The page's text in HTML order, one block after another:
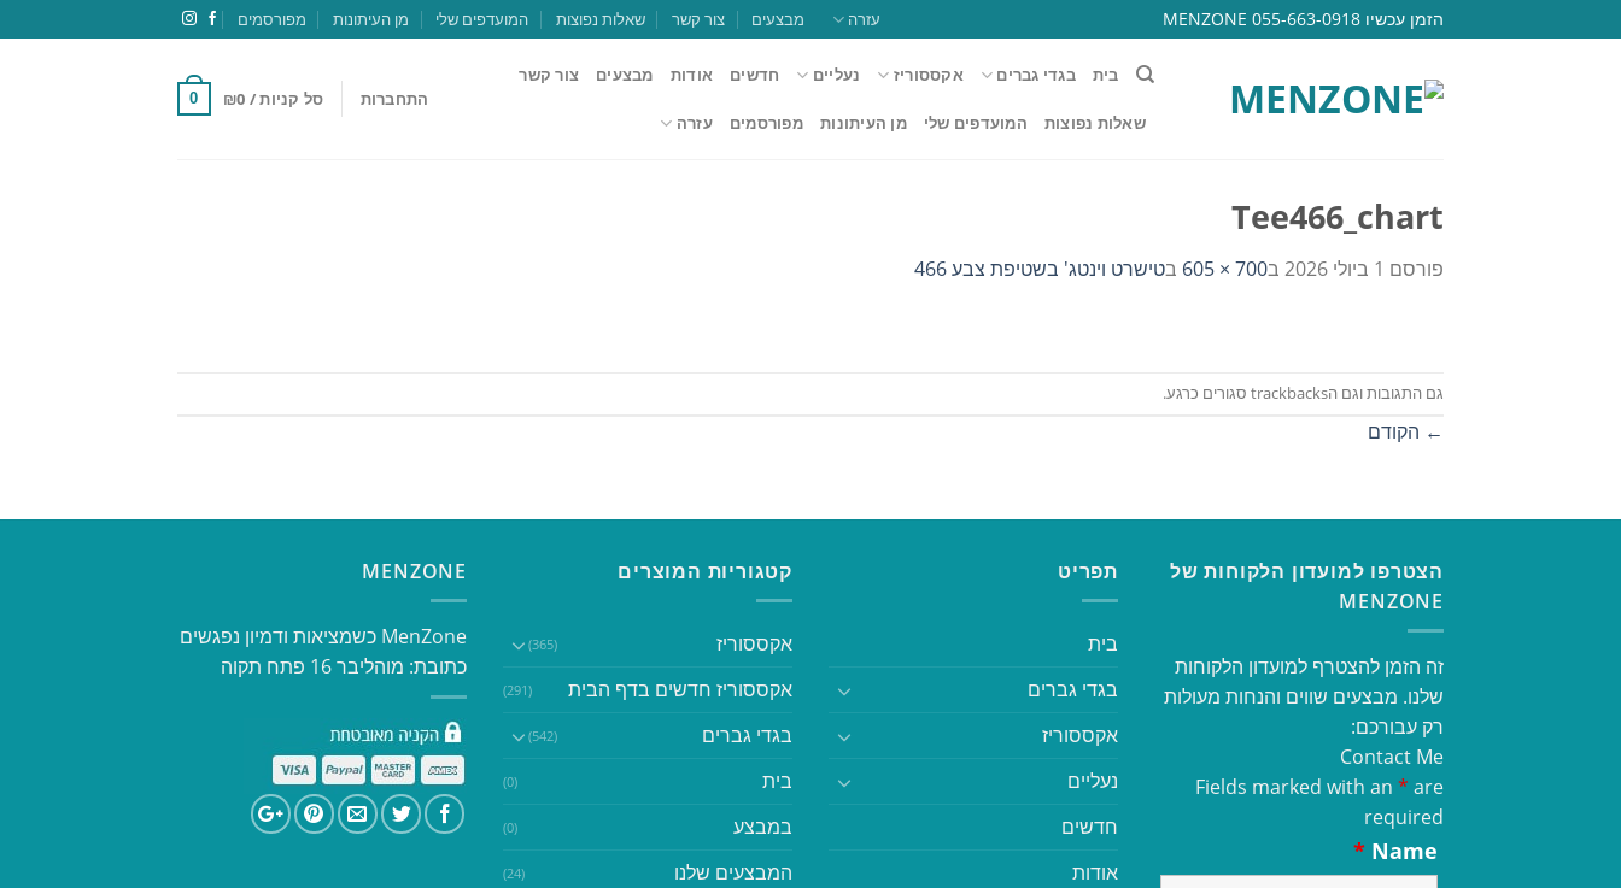
to
הזמן עכשיו 055-663-0918 MENZONE עזרה מבצעים צור קשר שאלות נפוצות המועדפים שלי מן העיתונות מפורסמים
בית בגדי גברים אקססוריז נעליים חדשים אודות מבצעים צור קשר
שאלות נפוצות המועדפים שלי מן העיתונות מפורסמים עזרה
התחברות סל קניות / ₪0
0
Tee466_chart
פורסם 1 ביולי 2026 ב700 × 605 בטישרט וינטג' בשטיפת צבע 466
גם התגובות וגם הtrackbacks סגורים כרגע.
← הקודם
הצטרפו למועדון הלקוחות של
MENZONE
זה הזמן להצטרף למועדון הלקוחות
שלנו. מבצעים שווים והנחות מעולות
רק עבורכם:
Contact Me
Fields marked with an * are
required
Name
*
תפריט
בית
בגדי גברים
אקססוריז
נעליים
חדשים
אודות
קטגוריות המוצרים
אקססוריז (365)
אקססוריז חדשים בדף הבית (291)
בגדי גברים (542)
בית (0)
במבצע (0)
המבצעים שלנו (24)
MENZONE
​​MenZone כשמציאות ודמיון נפגשים​
כתובת: מוהליבר 16 פתח תקוה